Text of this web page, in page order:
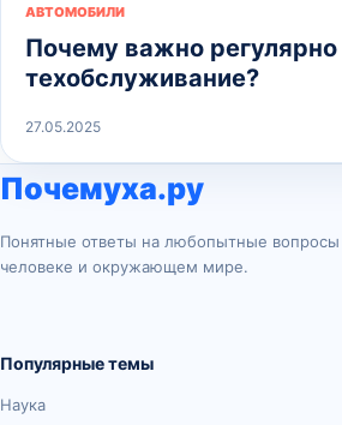
АВТОМОБИЛИ
Почему важно регулярно
техобслуживание?
27.05.2025
Почемуха.ру
Понятные ответы на любопытные вопросы
человеке и окружающем мире.
Популярные темы
Наука